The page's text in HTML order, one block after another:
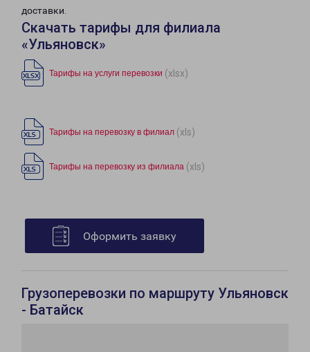
доставки.
Скачать тарифы для филиала
«Ульяновск»
Тарифы на услуги перевозки (xlsx)
Тарифы на перевозку в филиал (xls)
Тарифы на перевозку из филиала (xls)
Оформить заявку
Грузоперевозки по маршруту Ульяновск
- Батайск